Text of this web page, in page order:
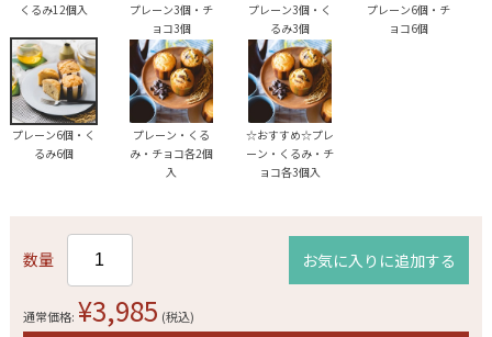
くるみ12個入
プレーン3個・チ
ョコ3個
プレーン3個・く
るみ3個
プレーン6個・チ
ョコ6個
プレーン6個・く
るみ6個
プレーン・くる
み・チョコ各2個
入
☆おすすめ☆プレ
ーン・くるみ・チ
ョコ各3個入
数量 お気に入りに追加する
通常価格: ¥3,985 (税込)